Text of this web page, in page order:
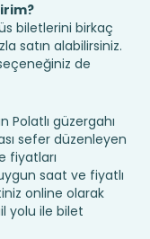
biletlerini birkaç
satın alabilirsiniz.
de
güzergahı
sefer düzenleyen
fiyatları
saat ve fiyatlı
online olarak
yolu ile bilet